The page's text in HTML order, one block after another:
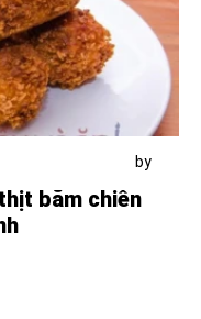
by
băm chiên